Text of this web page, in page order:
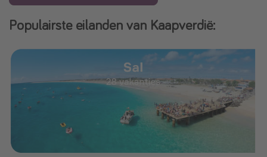
Populairste eilanden van Kaapverdië: